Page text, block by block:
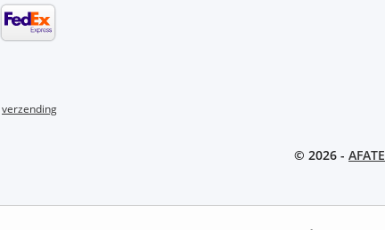
verzending
© 2026 -